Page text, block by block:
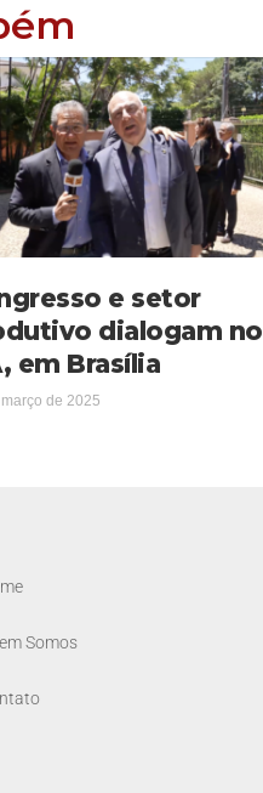
e setor
dialogam no
em Brasília
de 2025
Somos